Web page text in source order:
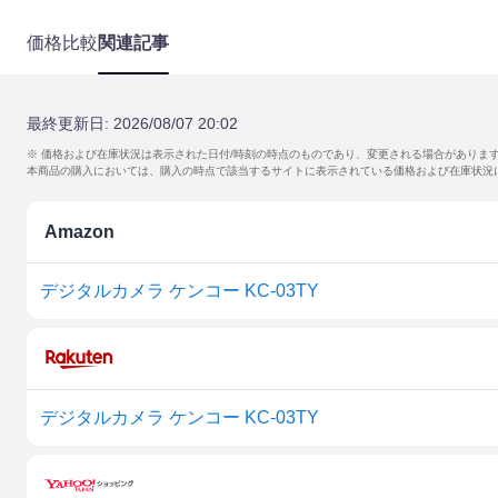
価格比較関連記事
最終更新日: 2026/08/07 20:02
※ 価格および在庫状況は表示された日付/時刻の時点のものであり、変更される場合があります
本商品の購入においては、購入の時点で該当するサイトに表示されている価格および在庫状況
Amazon
デジタルカメラ ケンコー KC-03TY
デジタルカメラ ケンコー KC-03TY